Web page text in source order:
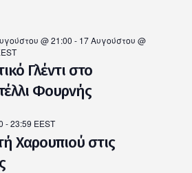
@ 21:00 - 17 Αυγούστου @
Γλέντι στο
Φουρνής
-23:59 EEST
Χαρουπιού στις